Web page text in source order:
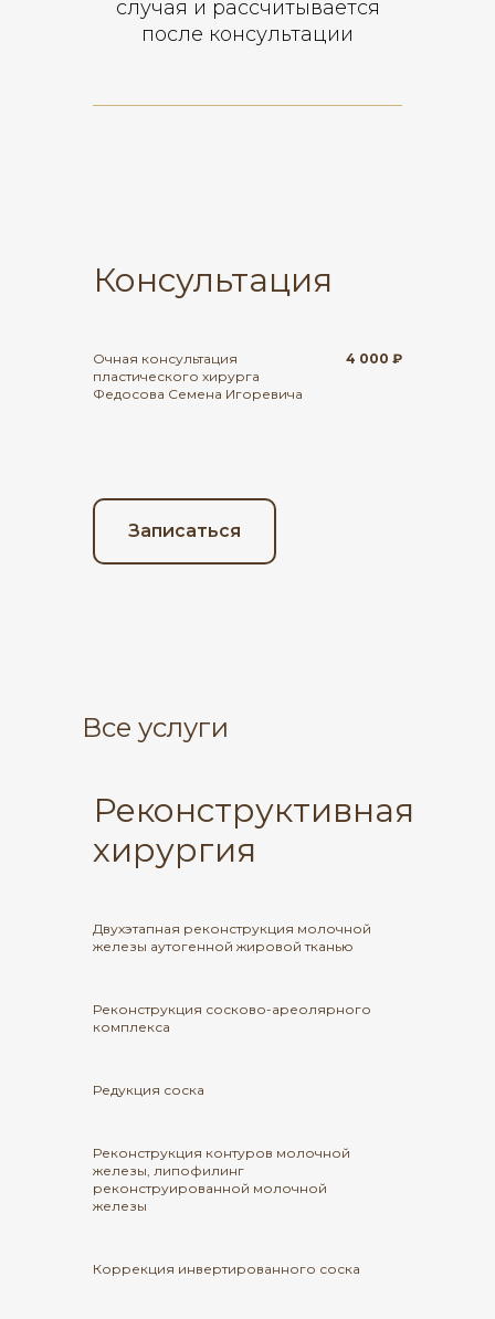
случая и рассчитывается
после консультации
Консультация
Очная консультация
пластического хирурга
Федосова Семена Игоревича
4 000 ₽
Записаться
Все услуги
Реконструктивная
хирургия
Двухэтапная реконструкция молочной
железы аутогенной жировой тканью
Реконструкция сосково-ареолярного
комплекса
Редукция соска
Реконструкция контуров молочной
железы, липофилинг
реконструированной молочной
железы
Коррекция инвертированного соска